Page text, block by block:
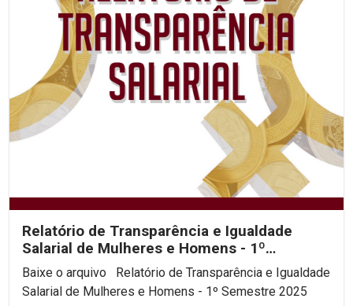
Relatório de Transparência e Igualdade
Salarial de Mulheres e Homens - 1º
Semestre 2025
Baixe o arquivo Relatório de Transparência e Igualdade
Salarial de Mulheres e Homens - 1º Semestre 2025